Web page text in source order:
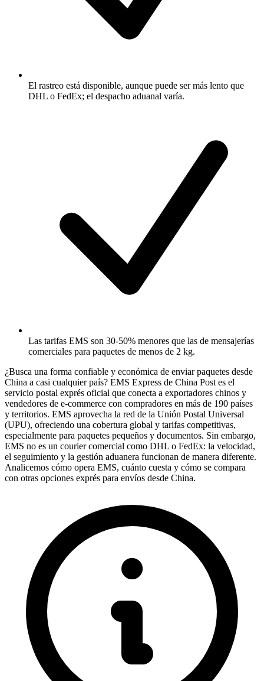
El rastreo está disponible, aunque puede ser más lento que
DHL o FedEx; el despacho aduanal varía.
Las tarifas EMS son 30-50% menores que las de mensajerías
comerciales para paquetes de menos de 2 kg.
¿Busca una forma confiable y económica de enviar paquetes desde
China a casi cualquier país? EMS Express de China Post es el
servicio postal exprés oficial que conecta a exportadores chinos y
vendedores de e-commerce con compradores en más de 190 países
y territorios. EMS aprovecha la red de la Unión Postal Universal
(UPU), ofreciendo una cobertura global y tarifas competitivas,
especialmente para paquetes pequeños y documentos. Sin embargo,
EMS no es un courier comercial como DHL o FedEx: la velocidad,
el seguimiento y la gestión aduanera funcionan de manera diferente.
Analicemos cómo opera EMS, cuánto cuesta y cómo se compara
con otras opciones exprés para envíos desde China.